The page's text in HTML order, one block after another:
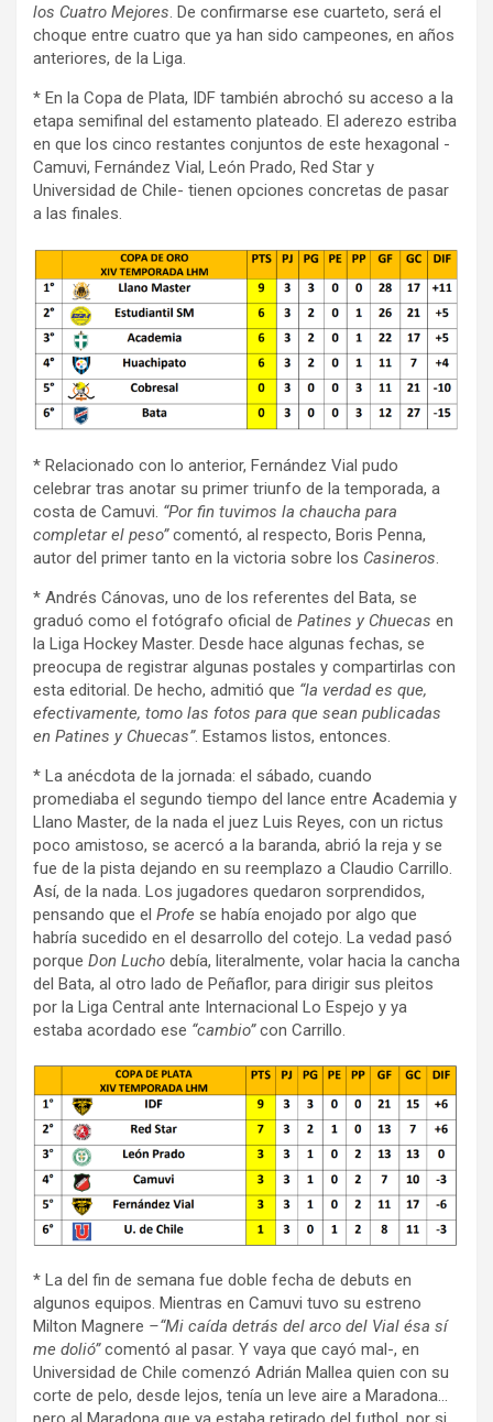
los Cuatro Mejores. De confirmarse ese cuarteto, será el
choque entre cuatro que ya han sido campeones, en años
anteriores, de la Liga.
* En la Copa de Plata, IDF también abrochó su acceso a la
etapa semifinal del estamento plateado. El aderezo estriba
en que los cinco restantes conjuntos de este hexagonal -
Camuvi, Fernández Vial, León Prado, Red Star y
Universidad de Chile- tienen opciones concretas de pasar
a las finales.
* Relacionado con lo anterior, Fernández Vial pudo
celebrar tras anotar su primer triunfo de la temporada, a
costa de Camuvi. “Por fin tuvimos la chaucha para
completar el peso”comentó, al respecto, Boris Penna,
autor del primer tanto en la victoria sobre los Casineros.
* Andrés Cánovas, uno de los referentes del Bata, se
graduó como el fotógrafo oficial de Patines y Chuecas en
la Liga Hockey Master. Desde hace algunas fechas, se
preocupa de registrar algunas postales y compartirlas con
esta editorial. De hecho, admitió que “la verdad es que,
efectivamente, tomo las fotos para que sean publicadas
en Patines y Chuecas”. Estamos listos, entonces.
* La anécdota de la jornada: el sábado, cuando
promediaba el segundo tiempo del lance entre Academia y
Llano Master, de la nada el juez Luis Reyes, con un rictus
poco amistoso, se acercó a la baranda, abrió la reja y se
fue de la pista dejando en su reemplazo a Claudio Carrillo.
Así, de la nada. Los jugadores quedaron sorprendidos,
pensando que el Profe se había enojado por algo que
habría sucedido en el desarrollo del cotejo. La vedad pasó
porque Don Lucho debía, literalmente, volar hacia la cancha
del Bata, al otro lado de Peñaflor, para dirigir sus pleitos
por la Liga Central ante Internacional Lo Espejo y ya
estaba acordado ese “cambio”con Carrillo.
* La del fin de semana fue doble fecha de debuts en
algunos equipos. Mientras en Camuvi tuvo su estreno
Milton Magnere –“Mi caída detrás del arco del Vial ésa sí
me dolió”comentó al pasar. Y vaya que cayó mal-, en
Universidad de Chile comenzó Adrián Mallea quien con su
corte de pelo, desde lejos, tenía un leve aire a Maradona…